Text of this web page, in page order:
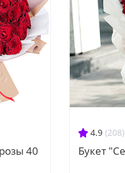
40
4.9 (208)
Букет